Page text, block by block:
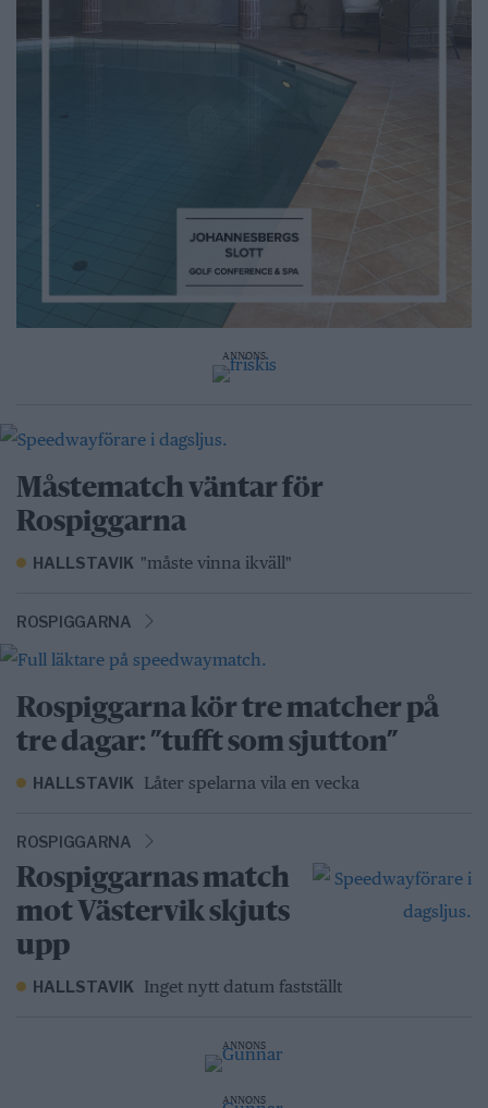
ANNONS
Måstematch väntar för
Rospiggarna
HALLSTAVIK "måste vinna ikväll"
ROSPIGGARNA
Rospiggarna kör tre matcher på
tre dagar: ”tufft som sjutton”
HALLSTAVIK Låter spelarna vila en vecka
ROSPIGGARNA
Rospiggarnas match
mot Västervik skjuts
upp
HALLSTAVIK Inget nytt datum fastställt
ANNONS
ANNONS